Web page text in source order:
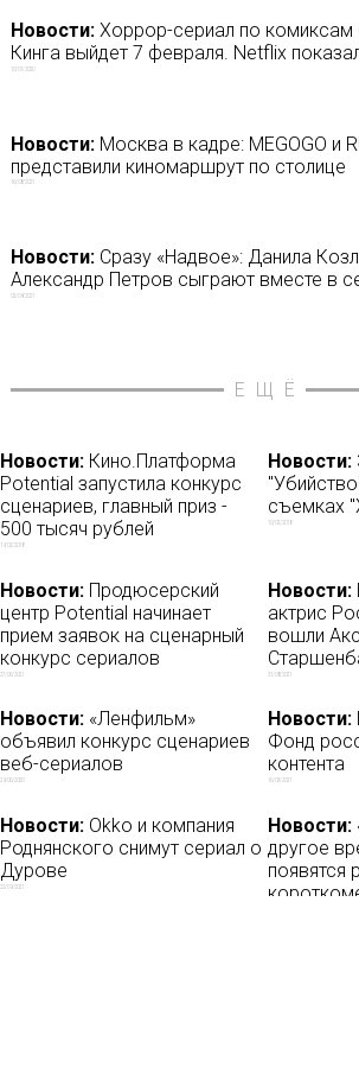
Новости:Хоррор-сериал по комиксам
Кинга выйдет 7 февраля. Netflix
10/01/2020
Новости:Москва в кадре: MEGOGO и
представили киномаршрут по столице
16/08/2021
Новости:Сразу «Надвое»: Данила
Александр Петров сыграют вместе в
02/04/2021
ЕЩЁ
Новости: Кино.Платформа
Potential запустила конкурс
сценариев, главный приз -
500 тысяч рублей
19/02/2018
Новости:
съемках
10/02/2018
Новости: Продюсерский
центр Potential начинает
прием заявок на сценарный
конкурс сериалов
27/06/2021
Новости:
актрис
вошли
31/08/2021
Новости: «Ленфильм»
объявил конкурс сценариев
веб-сериалов
29/06/2020
Новости:
Фонд
контента
16/03/2021
Новости: Okko и компания
Роднянского снимут сериал о
Дурове
22/09/2021
Новости:
другое
появятся